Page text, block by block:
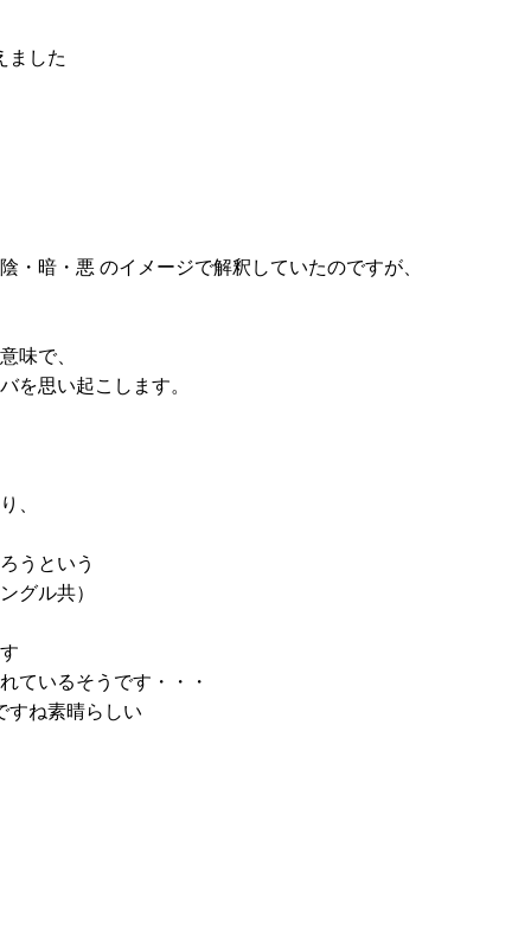
ました
・暗・悪 のイメージで解釈していたのですが、
で、
起こします。
、
うという
グル共）
ているそうです・・・
すね素晴らしい